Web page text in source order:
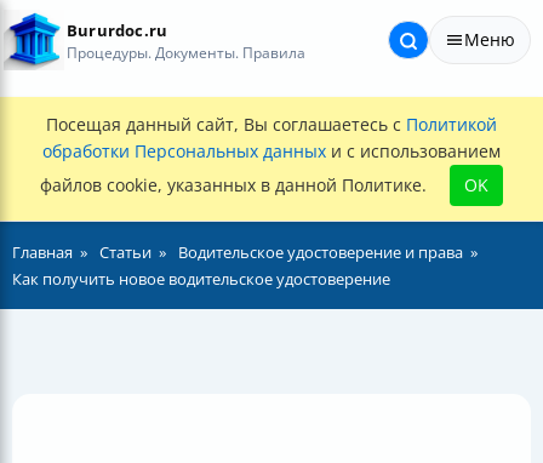
Bururdoc.ru
Процедуры. Документы. Правила
Меню
Посещая данный сайт, Вы соглашаетесь с Политикой
обработки Персональных данных и с использованием
файлов cookie, указанных в данной Политике.
OK
Главная Статьи
Водительское удостоверение и права
Как получить новое водительское удостоверение